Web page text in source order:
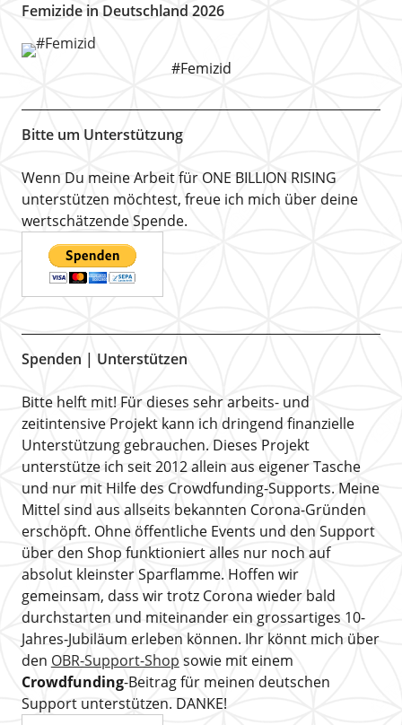
Femizide in Deutschland 2026
#Femizid
Bitte um Unterstützung
Wenn Du meine Arbeit für ONE BILLION RISING
unterstützen möchtest, freue ich mich über deine
wertschätzende Spende.
Spenden | Unterstützen
Bitte helft mit! Für dieses sehr arbeits- und
zeitintensive Projekt kann ich dringend finanzielle
Unterstützung gebrauchen. Dieses Projekt
unterstütze ich seit 2012 allein aus eigener Tasche
und nur mit Hilfe des Crowdfunding-Supports. Meine
Mittel sind aus allseits bekannten Corona-Gründen
erschöpft. Ohne öffentliche Events und den Support
über den Shop funktioniert alles nur noch auf
absolut kleinster Sparflamme. Hoffen wir
gemeinsam, dass wir trotz Corona wieder bald
durchstarten und miteinander ein grossartiges 10-
Jahres-Jubiläum erleben können. Ihr könnt mich über
den OBR-Support-Shop sowie mit einem
Crowdfunding-Beitrag für meinen deutschen
Support unterstützen. DANKE!